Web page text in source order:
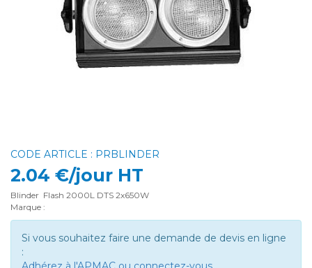
CODE ARTICLE : PRBLINDER
2.04 €/jour HT
Blinder Flash 2000L DTS 2x650W
Marque :
Si vous souhaitez faire une demande de devis en ligne
: